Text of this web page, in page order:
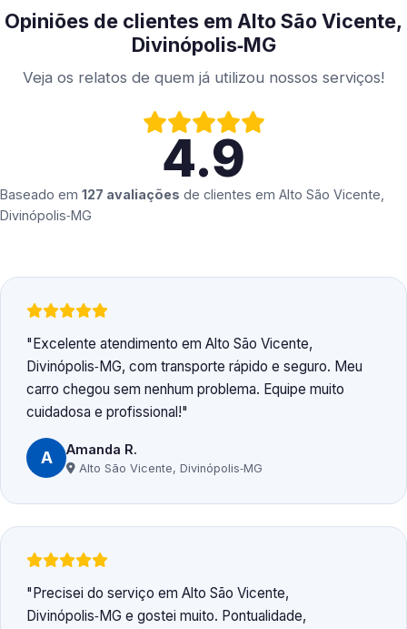
Opiniões de clientes em Alto São Vicente,
Divinópolis‑MG
Veja os relatos de quem já utilizou nossos serviços!
4.9
Baseado em 127 avaliações de clientes em Alto São Vicente,
Divinópolis‑MG
Excelente atendimento em Alto São Vicente,
Divinópolis‑MG, com transporte rápido e seguro. Meu
carro chegou sem nenhum problema. Equipe muito
cuidadosa e profissional!
A Amanda R.
Alto São Vicente, Divinópolis‑MG
Precisei do serviço em Alto São Vicente,
Divinópolis‑MG e gostei muito. Pontualidade,